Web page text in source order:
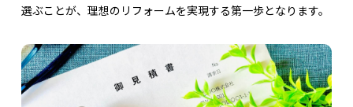
選ぶことが、理想のリフォームを実現する第一歩となります。